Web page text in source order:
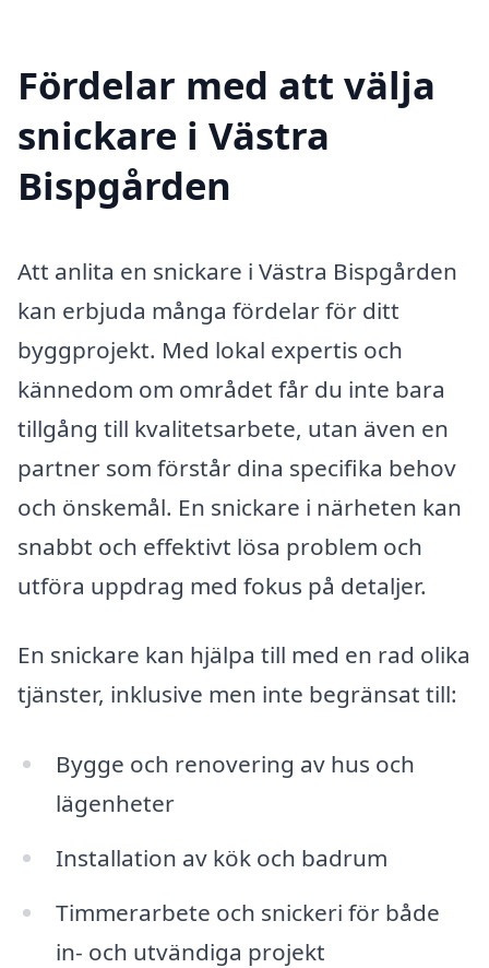
Fördelar med att välja
snickare i Västra
Bispgården
Att anlita en snickare i Västra Bispgården
kan erbjuda många fördelar för ditt
byggprojekt. Med lokal expertis och
kännedom om området får du inte bara
tillgång till kvalitetsarbete, utan även en
partner som förstår dina specifika behov
och önskemål. En snickare i närheten kan
snabbt och effektivt lösa problem och
utföra uppdrag med fokus på detaljer.
En snickare kan hjälpa till med en rad olika
tjänster, inklusive men inte begränsat till:
Bygge och renovering av hus och
lägenheter
Installation av kök och badrum
Timmerarbete och snickeri för både
in- och utvändiga projekt